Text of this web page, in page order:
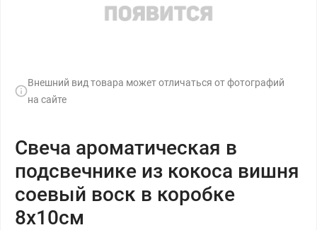
Внешний вид товара может отличаться от фотографий
на сайте
Свеча ароматическая в
подсвечнике из кокоса вишня
соевый воск в коробке
8х10см